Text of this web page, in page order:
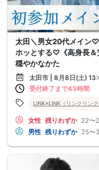
太田＼男女20代メイン
ホッとする♡《高身長＆
穏やかなかた
太田市 | 8月8日(土)
受付終了まで43時間
LINK×LINK（リンクリンク
女性 残りわずか 22〜
男性 残りわずか 25〜